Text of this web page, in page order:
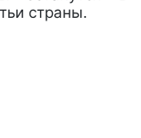
страны.